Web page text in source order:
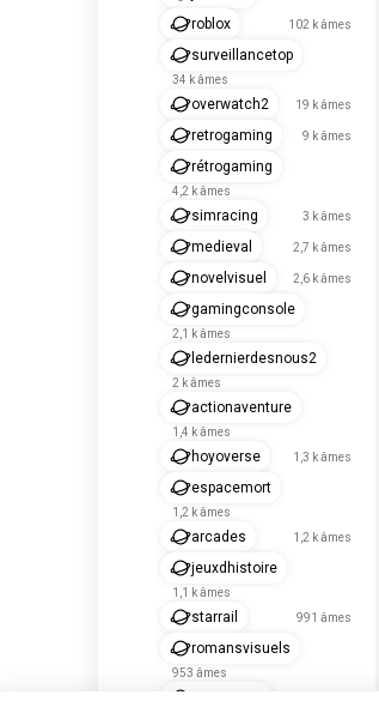
roblox 102 k âmes
surveillancetop
34 k âmes
overwatch2 19 k âmes
retrogaming 9 k âmes
rétrogaming
4,2 k âmes
simracing 3 k âmes
medieval 2,7 k âmes
novelvisuel 2,6 k âmes
gamingconsole
2,1 k âmes
ledernierdesnous2
2 k âmes
actionaventure
1,4 k âmes
hoyoverse 1,3 k âmes
espacemort
1,2 k âmes
arcades 1,2 k âmes
jeuxdhistoire
1,1 k âmes
starrail 991 âmes
romansvisuels
953 âmes